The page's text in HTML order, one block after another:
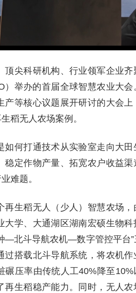
尖科研机构、行业领军企业齐
举办的首届全球智慧农业大会
等核心议题展开研讨的大会上
稻无人农场案例。
何打通技术从实验室走向大田
定作物产量、拓宽农户收益渠
难题。
生稻无人（少人）智慧农场，
学、大通湖区湖南宏硕生物科
—北斗导航农机—数字管控平台”
搭载北斗导航系统，将农机作
碾压率由传统人工40%降至10%
生稻稳产能力。同时，无人农